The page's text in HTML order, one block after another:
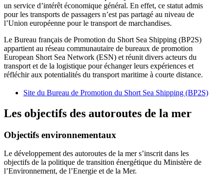
un service d’intérêt économique général. En effet, ce statut admis
pour les transports de passagers n’est pas partagé au niveau de
l’Union européenne pour le transport de marchandises.
Le Bureau français de Promotion du Short Sea Shipping (BP2S)
appartient au réseau communautaire de bureaux de promotion
European Short Sea Network (ESN) et réunit divers acteurs du
transport et de la logistique pour échanger leurs expériences et
réfléchir aux potentialités du transport maritime à courte distance.
Site du Bureau de Promotion du Short Sea Shipping (BP2S)
Les objectifs des autoroutes de la mer
Objectifs environnementaux
Le développement des autoroutes de la mer s’inscrit dans les
objectifs de la politique de transition énergétique du Ministère de
l’Environnement, de l’Energie et de la Mer.